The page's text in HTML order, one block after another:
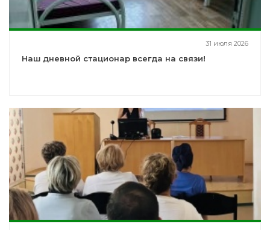
31 июля 2026
Наш дневной стационар всегда на связи!